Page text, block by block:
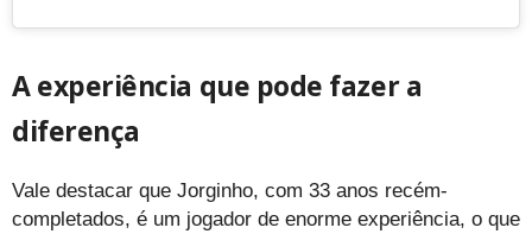
A experiência que pode fazer a
diferença
Vale destacar que Jorginho, com 33 anos recém-
completados, é um jogador de enorme experiência, o que